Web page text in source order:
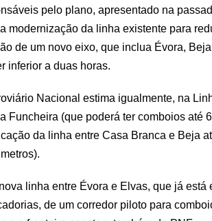
pelo plano, apresentado na
modernização da linha existente para
de um novo eixo, que inclua Évora,
inferior a duas horas.
Nacional estima igualmente, na
Funcheira (que poderá ter comboios até
da linha entre Casa Branca e Beja
linha entre Évora e Elvas, que já está
de um corredor piloto para